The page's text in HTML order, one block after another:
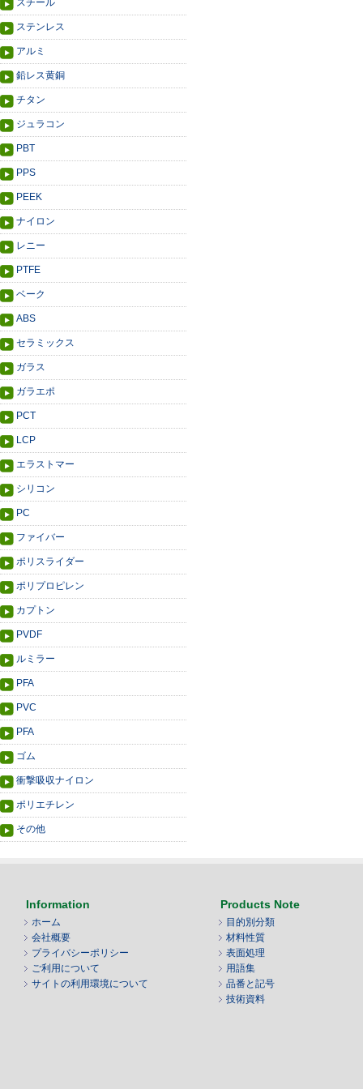
スチール
ステンレス
アルミ
鉛レス黄銅
チタン
ジュラコン
PBT
PPS
PEEK
ナイロン
レニー
PTFE
ベーク
ABS
セラミックス
ガラス
ガラエポ
PCT
LCP
エラストマー
シリコン
PC
ファイバー
ポリスライダー
ポリプロピレン
カプトン
PVDF
ルミラー
PFA
PVC
PFA
ゴム
衝撃吸収ナイロン
ポリエチレン
その他
Information
ホーム
会社概要
プライバシーポリシー
ご利用について
サイトの利用環境について
Products Note
目的別分類
材料性質
表面処理
用語集
品番と記号
技術資料